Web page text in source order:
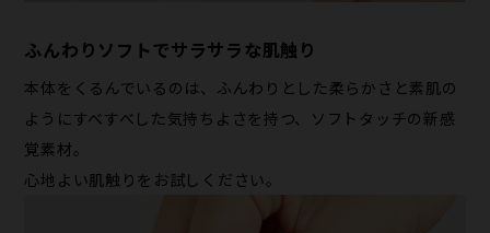
ふんわりソフトでサラサラな肌触り
本体をくるんでいるのは、ふんわりとした柔らかさと素肌の
ようにすべすべした気持ちよさを持つ、ソフトタッチの新感
覚素材。
心地よい肌触りをお試しください。